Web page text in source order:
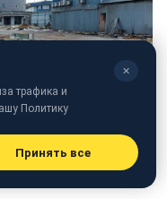
✕
трафика и
Политику
Принять все